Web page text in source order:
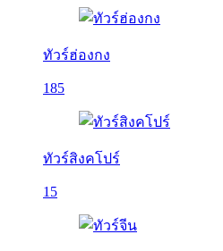
ทัวร์ฮ่องกง
185
ทัวร์สิงคโปร์
15